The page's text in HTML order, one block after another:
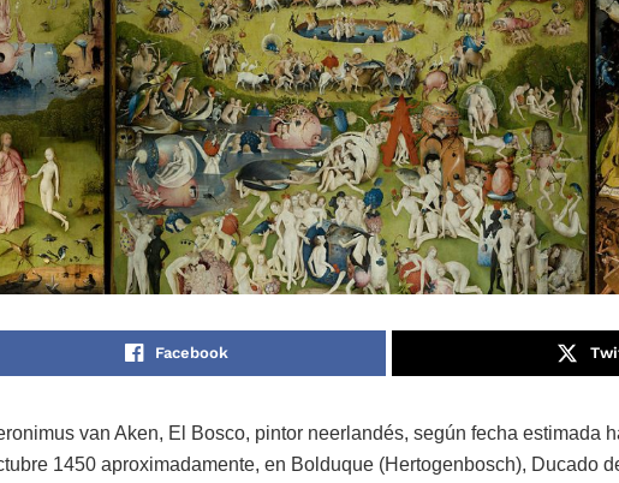
Facebook
van Aken, El Bosco, pintor neerlandés, según fecha estimada
1450 aproximadamente, en Bolduque (Hertogenbosch), Ducado